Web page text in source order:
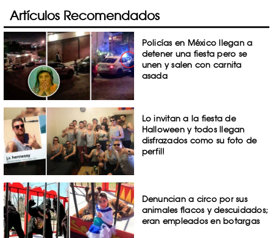
Artículos Recomendados
Policías en México llegan a
detener una fiesta pero se
unen y salen con carnita
asada
Lo invitan a la fiesta de
Halloween y todos llegan
disfrazados como su foto de
perfil!
Denuncian a circo por sus
animales flacos y descuidados;
eran empleados en botargas